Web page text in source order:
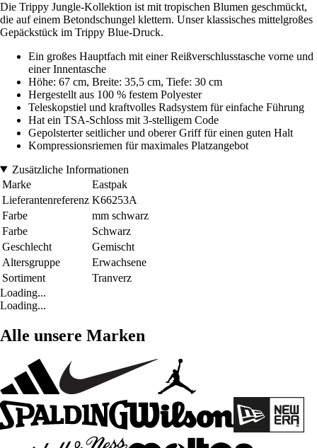
Die Trippy Jungle-Kollektion ist mit tropischen Blumen geschmückt,
die auf einem Betondschungel klettern. Unser klassisches mittelgroßes
Gepäckstück im Trippy Blue-Druck.
Ein großes Hauptfach mit einer Reißverschlusstasche vorne und
einer Innentasche
Höhe: 67 cm, Breite: 35,5 cm, Tiefe: 30 cm
Hergestellt aus 100 % festem Polyester
Teleskopstiel und kraftvolles Radsystem für einfache Führung
Hat ein TSA-Schloss mit 3-stelligem Code
Gepolsterter seitlicher und oberer Griff für einen guten Halt
Kompressionsriemen für maximales Platzangebot
Zusätzliche Informationen
Marke
Eastpak
Lieferantenreferenz K66253A
Farbe
mm schwarz
Farbe
Schwarz
Geschlecht
Gemischt
Altersgruppe
Erwachsene
Sortiment
Tranverz
Loading...
Loading...
Alle unsere Marken